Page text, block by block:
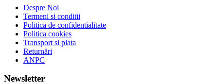
Despre Noi
Termeni si conditii
Politica de confidentialitate
Politica cookies
Transport si plata
Returnări
ANPC
Newsletter